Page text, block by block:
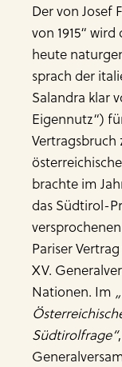
Der von Josef
von 1915“
heute
sprach der
Salandra klar
Eigennutz“)
Vertragsbruch
brachte im
das Südtirol-
Pariser
XV.
Nationen. Im
Südtirolfrage“